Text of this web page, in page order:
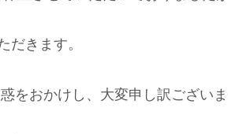
だきます。
をおかけし、大変申し訳ございま